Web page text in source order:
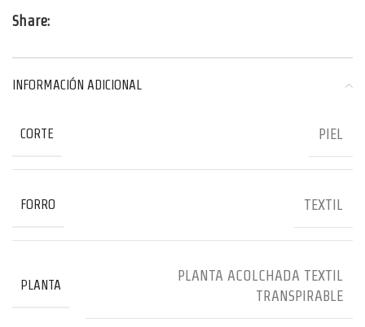
Share:
INFORMACIÓN ADICIONAL
CORTE PIEL
FORRO TEXTIL
PLANTA
PLANTA ACOLCHADA TEXTIL
TRANSPIRABLE